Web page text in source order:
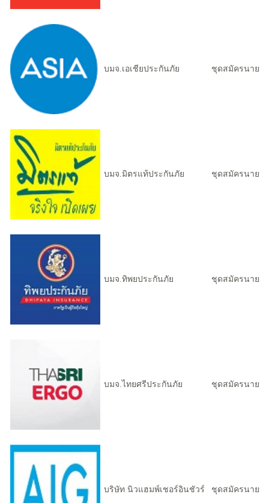
บมจ.เอเชียประกันภัย ชุดสมัครนายห
บมจ.มิตรแท้ประกันภัย ชุดสมัครนายห
บมจ.ทิพยประกันภัย ชุดสมัครนายห
บมจ.ไทยศรีประกันภัย ชุดสมัครนายห
บริษัท นิวแฮมพ์เชอร์อินชัวร์ ชุดสมัครนายห